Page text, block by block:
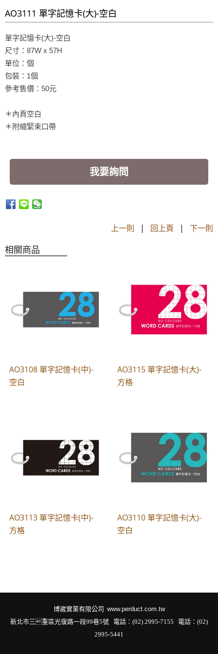
AO3111 單字記憶卡(大)-空白
單字記憶卡(大)-空白
尺寸：87W x 57H
單位：個
包裝：1個
參考售價：50元
＊內頁空白
＊附縮緊束口帶
我要詢問
上一則 | 回上頁 | 下一則
相關商品
AO3108 單字記憶卡(中)-
空白
AO3115 單字記憶卡(大)-
方格
AO3113 單字記憶卡(中)-
方格
AO3110 單字記憶卡(大)-
空白
博崴實業有限公司 www.perduct.com.tw
新北市三重區光復路一段99巷5號 電話：(02) 2995-7155 電話：(02)
2995-5441